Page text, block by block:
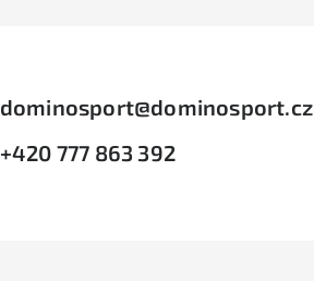
dominosport@dominosport.cz
+420 777 863 392